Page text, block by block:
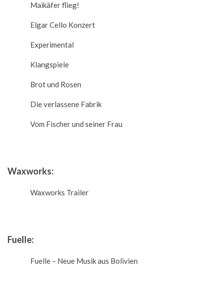
Maikäfer flieg!
Elgar Cello Konzert
Experimental
Klangspiele
Brot und Rosen
Die verlassene Fabrik
Vom Fischer und seiner Frau
Waxworks:
Waxworks Trailer
Fuelle:
Fuelle – Neue Musik aus Bolivien